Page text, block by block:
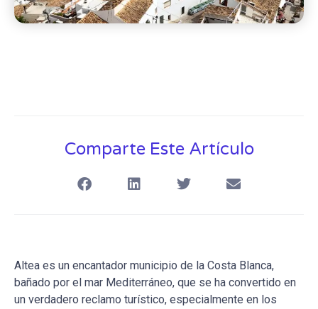
Comparte Este Artículo
Altea es un encantador municipio de la Costa Blanca,
bañado por el mar Mediterráneo, que se ha convertido en
un verdadero reclamo turístico, especialmente en los